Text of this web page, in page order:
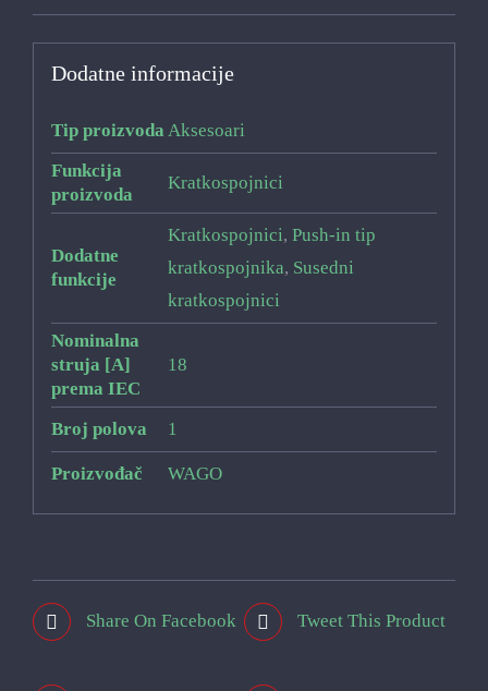
Dodatne informacije
Tip proizvoda Aksesoari
Funkcija
proizvoda
Kratkospojnici
Dodatne
funkcije
Kratkospojnici, Push-in tip
kratkospojnika, Susedni
kratkospojnici
Nominalna
struja [A]
prema IEC
18
Broj polova 1
Proizvođač WAGO
Share On Facebook Tweet This Product